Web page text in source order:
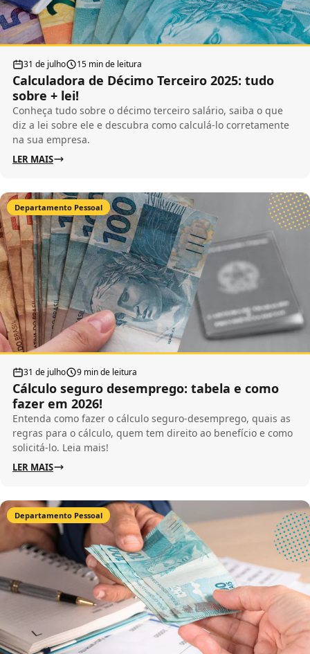
31 de julho 15 min de leitura
Calculadora de Décimo Terceiro 2025: tudo
sobre + lei!
Conheça tudo sobre o décimo terceiro salário, saiba o que
diz a lei sobre ele e descubra como calculá-lo corretamente
na sua empresa.
LER MAIS
Departamento Pessoal
31 de julho 9 min de leitura
Cálculo seguro desemprego: tabela e como
fazer em 2026!
Entenda como fazer o cálculo seguro-desemprego, quais as
regras para o cálculo, quem tem direito ao benefício e como
solicitá-lo. Leia mais!
LER MAIS
Departamento Pessoal